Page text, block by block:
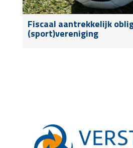
Fiscaal aantrekkelijk
(sport)vereniging